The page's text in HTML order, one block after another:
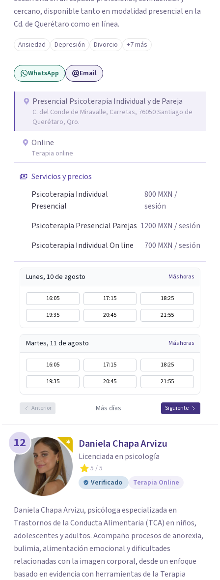
cercano, disponible tanto en modalidad presencial en la
Cd. de Querétaro como en línea.
Ansiedad Depresión Divorcio +7 más
WhatsApp Email
Presencial Psicoterapia Individual y de Pareja
C. del Conde de Miravalle, Carretas, 76050 Santiago de
Querétaro, Qro.
Online
Terapia online
Servicios y precios
Psicoterapia Individual
Presencial
800 MXN /
sesión
Psicoterapia Presencial Parejas 1200 MXN / sesión
Psicoterapia Individual On line
700 MXN / sesión
Lunes, 10 de agosto Más horas
16:05 17:15
18:25
19:35
20:45 21:55
Martes, 11 de agosto Más horas
16:05 17:15
18:25
19:35
20:45 21:55
Anterior Más días Siguiente
12 Daniela Chapa Arvizu
Licenciada en psicología
5 / 5
Verificado
Terapia Online
Daniela Chapa Arvizu, psicóloga especializada en
Trastornos de la Conducta Alimentaria (TCA) en niños,
adolescentes y adultos. Acompaño procesos de anorexia,
bulimia, alimentación emocional y dificultades
relacionadas con la imagen corporal, desde un enfoque
basado en evidencia con herramientas de la Terapia